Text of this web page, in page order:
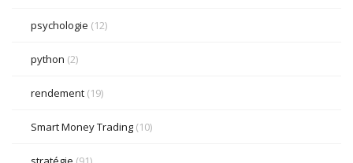
psychologie (12)
python (2)
rendement (19)
Smart Money Trading (10)